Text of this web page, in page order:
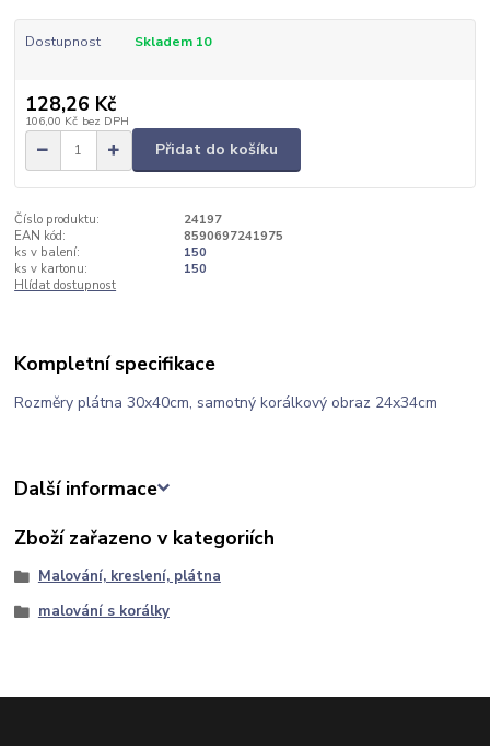
Dostupnost Skladem 10
128,26 Kč
106,00 Kč bez DPH
Přidat do košíku
Číslo produktu:
24197
EAN kód:
8590697241975
ks v balení:
150
ks v kartonu:
150
Hlídat dostupnost
Kompletní specifikace
Rozměry plátna 30x40cm, samotný korálkový obraz 24x34cm
Další informace
Zboží zařazeno v kategoriích
Malování, kreslení, plátna
malování s korálky